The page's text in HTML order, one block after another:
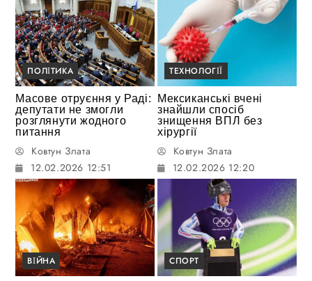
ПОЛІТИКА
Масове отруєння у Раді:
депутати не змогли
розглянути жодного
питання
Ковтун Злата
12.02.2026 12:51
ТЕХНОЛОГІЇ
Мексиканські вчені
знайшли спосіб
знищення ВПЛ без
хірургії
Ковтун Злата
12.02.2026 12:20
ВІЙНА СПОРТ